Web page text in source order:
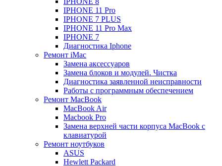
IPHONE 11 Pro
IPHONE 7 PLUS
IPHONE 11 Pro Max
IPHONE 7
Диагностика Iphone
Ремонт iMac
Замена аксессуаров
Замена блоков и модулей. Чистка
Диагностика заявленной неисправности
Работы с программным обеспечением
Ремонт MacBook
MacBook Air
Macbook Pro
Замена верхней части корпуса MacBook с
клавиатурой
Ремонт ноутбуков
ASUS
Hewlett Packard